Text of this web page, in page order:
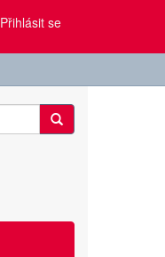
Přihlásit se